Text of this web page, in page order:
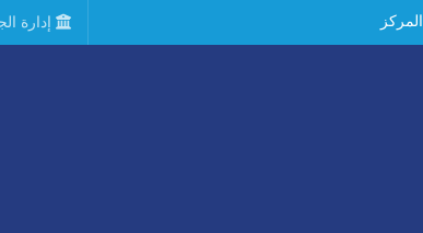
طبيًا
بتقنية
تشارك
إدارة